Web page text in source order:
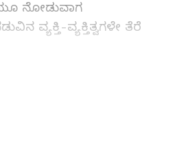
ನೋಡುವಾಗ
ವ್ಯಕ್ತಿ-ವ್ಯಕ್ತಿತ್ವಗಳೇ ತೆರೆ